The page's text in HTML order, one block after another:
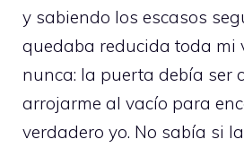
y sabiendo los escasos
quedaba reducida toda mi
nunca: la puerta debía ser
arrojarme al vacío para
verdadero yo. No sabía si